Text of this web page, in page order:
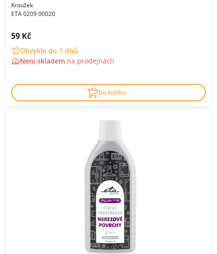
Kroužek
ETA 0209 00020
Cena s DPH:
59 Kč
Obvykle do 7 dnů
Není skladem na prodejnách
Do košíku